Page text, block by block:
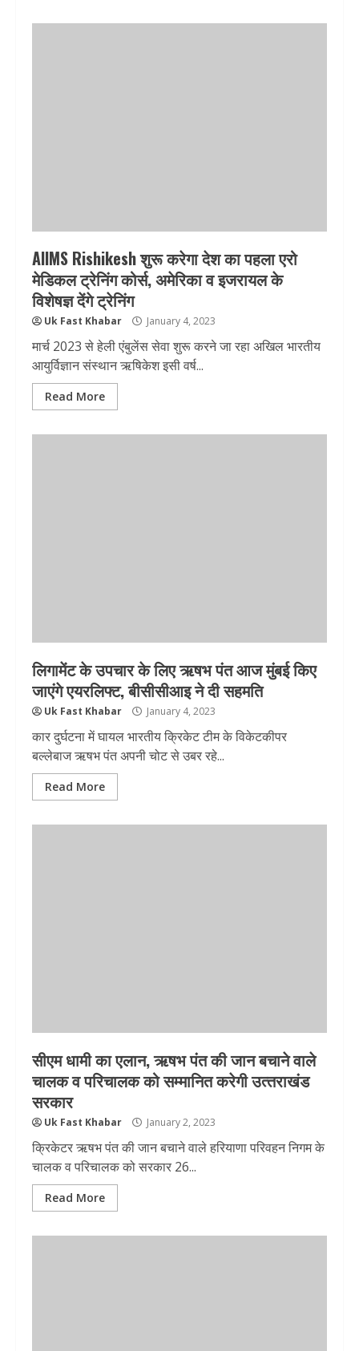
AIIMS Rishikesh शुरू करेगा देश का पहला एरो
मेडिकल ट्रेनिंग कोर्स, अमेरिका व इजरायल के
विशेषज्ञ देंगे ट्रेनिंग
Uk Fast Khabar January 4, 2023
मार्च 2023 से हेली एंबुलेंस सेवा शुरू करने जा रहा अखिल भारतीय
आयुर्विज्ञान संस्थान ऋषिकेश इसी वर्ष...
Read More
लिगामेंट के उपचार के लिए ऋषभ पंत आज मुंबई किए
जाएंगे एयरलिफ्ट, बीसीसीआइ ने दी सहमति
Uk Fast Khabar January 4, 2023
कार दुर्घटना में घायल भारतीय क्रिकेट टीम के विकेटकीपर
बल्लेबाज ऋषभ पंत अपनी चोट से उबर रहे...
Read More
सीएम धामी का एलान, ऋषभ पंत की जान बचाने वाले
चालक व परिचालक को सम्‍मानित करेगी उत्‍तराखंड
सरकार
Uk Fast Khabar January 2, 2023
क्रिकेटर ऋषभ पंत की जान बचाने वाले हरियाणा परिवहन निगम के
चालक व परिचालक को सरकार 26...
Read More